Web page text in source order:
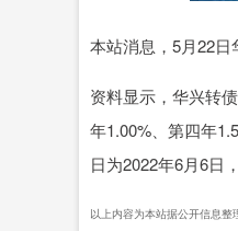
本站消息，5月22日
资料显示，华兴转
年1.00%、第四年
日为2022年6月6日
以上内容为本站据公开信息
-0.35% 上